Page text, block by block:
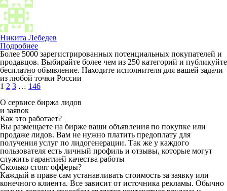
Никита Лебедев
Подробнее
Более 5000 зарегистрированных потенциальных покупателей и
продавцов. Выбирайте более чем из 250 категорий и публикуйте
бесплатно объявление. Находите исполнителя для вашей задачи
из любой точки России
1 2 3 … 146
О сервисе биржа лидов
и заявок
Как это работает?
Вы размещаете на бирже ваши объявления по покупке или
продаже лидов. Вам не нужно платить предоплату для
получения услуг по лидогенерации. Так же у каждого
пользователя есть личный профиль и отзывы, которые могут
служить гарантией качества работы
Сколько стоят офферы?
Каждый в праве сам устанавливать стоимость за заявку или
конечного клиента. Все зависит от источника рекламы. Обычно